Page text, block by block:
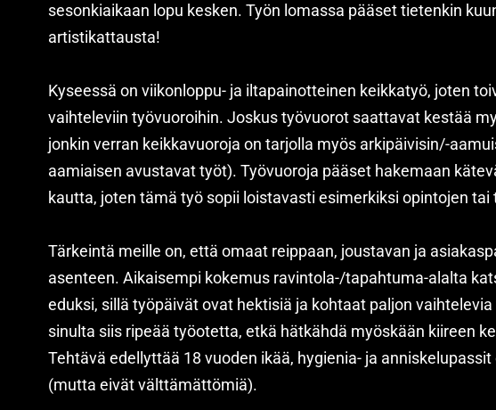
sesonkiaikaan lopu kesken. Työn lomassa pääset tietenkin
artistikattausta!
Kyseessä on viikonloppu- ja iltapainotteinen keikkatyö, joten
vaihteleviin työvuoroihin. Joskus työvuorot saattavat kestää
jonkin verran keikkavuoroja on tarjolla myös arkipäivisin/-
aamiaisen avustavat työt). Työvuoroja pääset hakemaan
kautta, joten tämä työ sopii loistavasti esimerkiksi opintojen tai
Tärkeintä meille on, että omaat reippaan, joustavan ja
asenteen. Aikaisempi kokemus ravintola-/tapahtuma-alalta
eduksi, sillä työpäivät ovat hektisiä ja kohtaat paljon
sinulta siis ripeää työotetta, etkä hätkähdä myöskään kiireen
Tehtävä edellyttää 18 vuoden ikää, hygienia- ja
(mutta eivät välttämättömiä).